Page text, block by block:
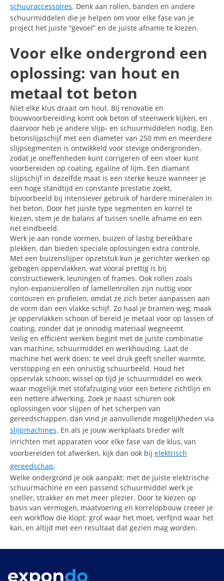
schuuraccessoires. Denk aan rollen, banden en andere
schuurmiddelen die je helpen om voor elke fase van je
project het juiste “gevoel” en de juiste afname te kiezen.
Voor elke ondergrond een
oplossing: van hout en
metaal tot beton
Niet elke klus draait om hout. Bij renovatie en
bouwvoorbereiding komt ook beton of steenwerk kijken, en
daarvoor heb je andere slijp- en schuurmiddelen nodig. Een
betonslijpschijf met een diameter van 250 mm en meerdere
slijpsegmenten is ontwikkeld voor stevige ondergronden,
zodat je oneffenheden kunt corrigeren of een vloer kunt
voorbereiden op coating, egaline of lijm. Een diamant
slijpschijf in dezelfde maat is een sterke keuze wanneer je
een hoge standtijd en constante prestatie zoekt,
bijvoorbeeld bij intensiever gebruik of hardere mineralen in
het beton. Door het juiste type segmenten en korrel te
kiezen, stem je de balans af tussen snelle afname en een
net eindbeeld.
Werk je aan ronde vormen, buizen of lastig bereikbare
plekken, dan bieden speciale oplossingen extra controle.
Met een buizenslijper opzetstuk kun je gerichter werken op
gebogen oppervlakken, wat vooral prettig is bij
constructiewerk, leuningen of frames. Ook rollen zoals
nylon-expansierollen of lamellenrollen zijn nuttig voor
contouren en profielen, omdat ze zich beter aanpassen aan
de vorm dan een vlakke schijf. Zo haal je bramen weg, maak
je oppervlakken schoon of bereid je metaal voor op lassen of
coating, zonder dat je onnodig materiaal wegneemt.
Veilig en efficiënt werken begint met de juiste combinatie
van machine, schuurmiddel en werkhouding. Laat de
machine het werk doen: te veel druk geeft sneller warmte,
verstopping en een onrustig schuurbeeld. Houd het
oppervlak schoon, wissel op tijd je schuurmiddel en werk
waar mogelijk met stofafzuiging voor een betere zichtlijn en
een nettere afwerking. Zoek je naast schuren ook
oplossingen voor slijpen of het scherpen van
gereedschappen, dan vind je aanvullende mogelijkheden via
slijpmachines. En als je jouw werkplaats breder wilt
inrichten met apparaten voor elke fase van de klus, van
voorbereiden tot afwerken, kijk dan ook bij elektrisch
gereedschap.
Welke ondergrond je ook aanpakt: met de juiste elektrische
schuurmachine en een passend schuurmiddel werk je
sneller, strakker en met meer plezier. Door te kiezen op
basis van vermogen, maatvoering en korrelopbouw creëer je
een workflow die klopt: grof waar het moet, verfijnd waar het
kan, en altijd met een resultaat dat gezien mag worden.